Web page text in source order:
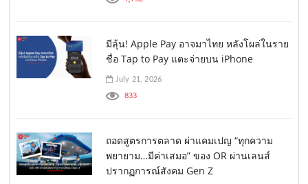
มีลุ้น! Apple Pay อาจมาไทย หลังโผล่ในราย
ชื่อ Tap to Pay แตะจ่ายบน iPhone
July 21, 2026
833
ถอดสูตรการตลาด ผ่าแคมเปญ “ทุกความ
พยายาม…มีค่าเสมอ” ของ OR ผ่านเลนส์
ปรากฏการณ์สังคม Gen Z